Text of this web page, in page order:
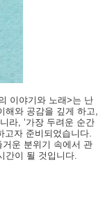
이야기와 노래>는 난
해와 공감을 깊게 하고,
라, ‘가장 두려운 순간
고자 준비되었습니다.
운 분위기 속에서 관
간이 될 것입니다.